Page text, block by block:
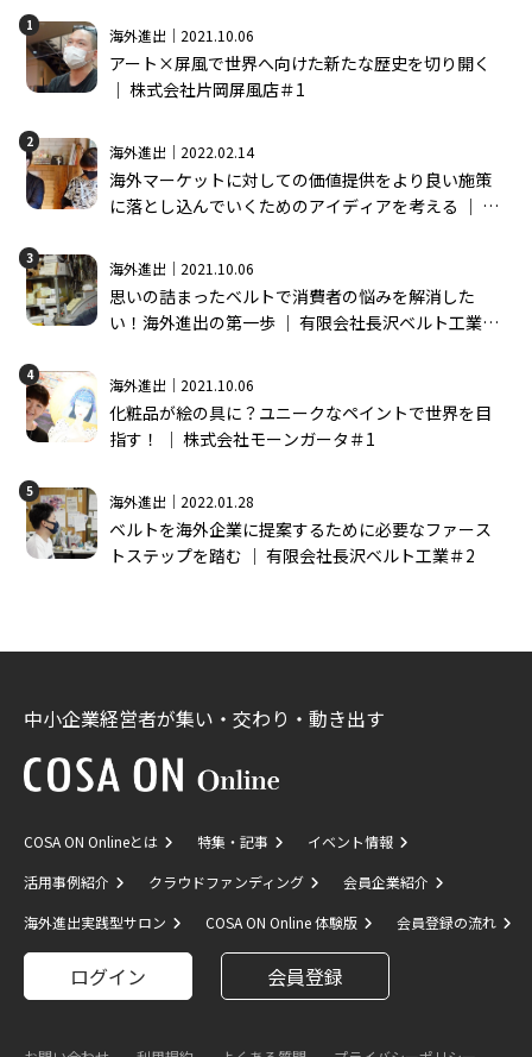
1
海外進出｜2021.10.06
アート×屏風で世界へ向けた新たな歴史を切り開く
│ 株式会社片岡屏風店＃1
2
海外進出｜2022.02.14
海外マーケットに対しての価値提供をより良い施策
に落とし込んでいくためのアイディアを考える │ 株
3
海外進出｜2021.10.06
思いの詰まったベルトで消費者の悩みを解消した
い！海外進出の第一歩 │ 有限会社長沢ベルト工業＃
4
海外進出｜2021.10.06
化粧品が絵の具に？ユニークなペイントで世界を目
指す！ │ 株式会社モーンガータ＃1
5
海外進出｜2022.01.28
ベルトを海外企業に提案するために必要なファース
トステップを踏む │ 有限会社長沢ベルト工業＃2
中小企業経営者が集い・交わり・動き出す
COSA ON Onlineとは 特集・記事
イベント情報
活用事例紹介
クラウドファンディング
会員企業紹介
海外進出実践型サロン
COSA ON Online 体験版 会員登録の流れ
ログイン 会員登録